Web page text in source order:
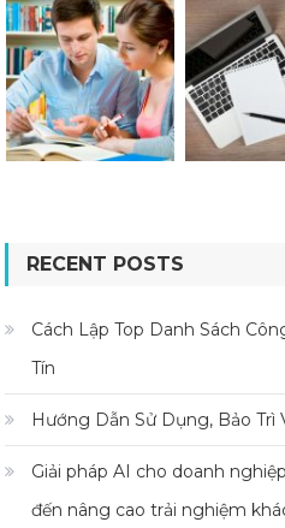
RECENT POSTS
Cách Lập Top Danh Sách
Tín
Hướng Dẫn Sử Dụng, Bảo Trì
Giải pháp AI cho doanh
đến nâng cao trải nghiệm